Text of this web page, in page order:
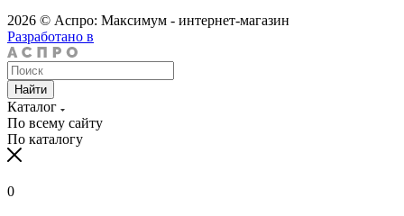
2026 © Аспро: Максимум - интернет-магазин
Разработано в
Найти
Каталог
По всему сайту
По каталогу
0